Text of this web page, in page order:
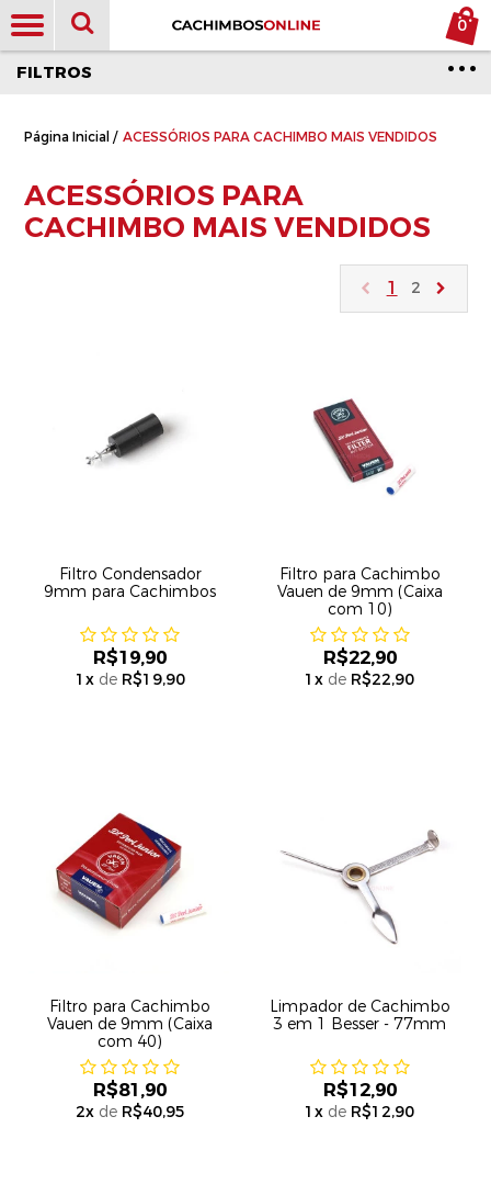
0
Página Inicial / ACESSÓRIOS PARA CACHIMBO MAIS VENDIDOS
FILTROS
ACESSÓRIOS PARA
CACHIMBO MAIS VENDIDOS
1 2
Filtro Condensador
9mm para Cachimbos
R$19,90
1 xde R$19,90
Filtro para Cachimbo
Vauen de 9mm (Caixa
com 10)
R$22,90
1x de R$22,90
Filtro para Cachimbo
Vauen de 9mm (Caixa
com 40)
R$81,90
2xde R$40,95
Limpador de Cachimbo
3 em 1 Besser - 77mm
R$12,90
1x de R$12,90